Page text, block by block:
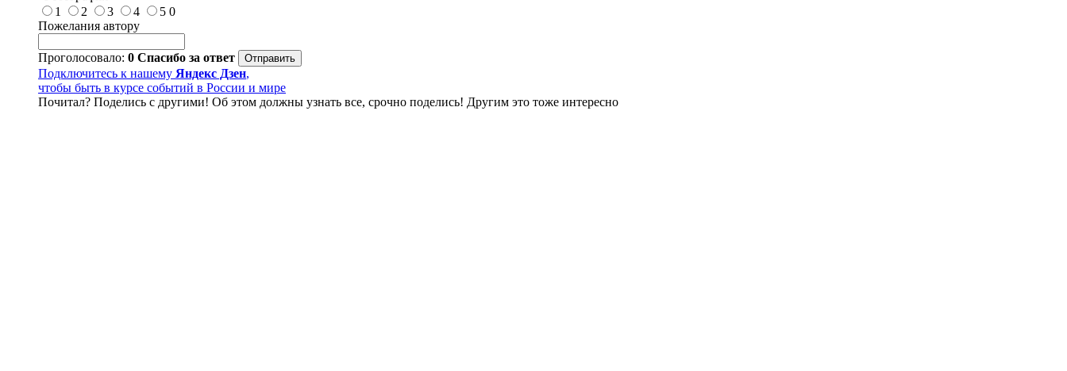
1
2 3 4 5 0
Пожелания автору
Проголосовало: 0 Спасибо за ответ
Подключитесь к нашему Яндекс Дзен,
чтобы быть в курсе событий в России и мире
Почитал? Поделись с другими! Об этом должны узнать все, срочно поделись! Другим это тоже интересно